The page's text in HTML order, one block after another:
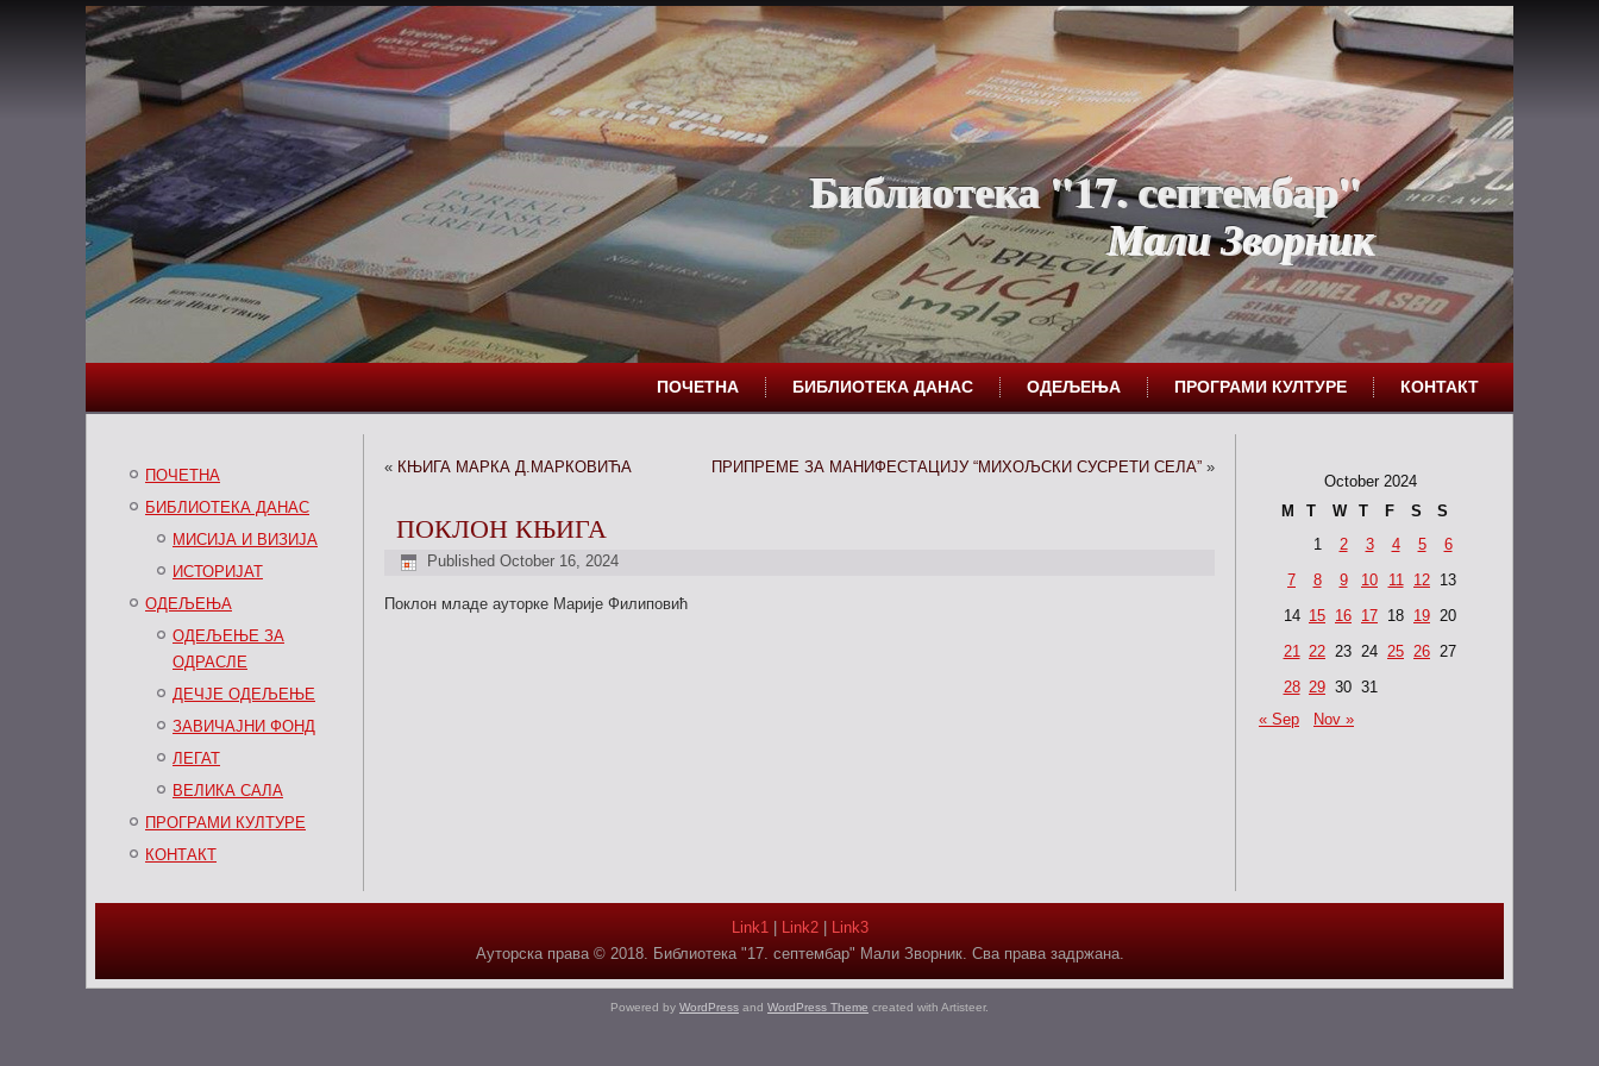
Библиотека "17. септембар"
Мали Зворник
ПОЧЕТНА БИБЛИОТЕКА ДАНАС ОДЕЉЕЊА ПРОГРАМИ КУЛТУРЕ КОНТАКТ
ПОЧЕТНА
БИБЛИОТЕКА ДАНАС
МИСИЈА И ВИЗИЈА
ИСТОРИЈАТ
ОДЕЉЕЊА
ОДЕЉЕЊЕ ЗА
ОДРАСЛЕ
ДЕЧЈЕ ОДЕЉЕЊЕ
ЗАВИЧАЈНИ ФОНД
ЛЕГАТ
ВЕЛИКА САЛА
ПРОГРАМИ КУЛТУРЕ
КОНТАКТ
« КЊИГА МАРКА Д.МАРКОВИЋА ПРИПРЕМЕ ЗА МАНИФЕСТАЦИЈУ “МИХОЉСКИ СУСРЕТИ СЕЛА” »
ПОКЛОН КЊИГА
Published October 16, 2024
Поклон младе ауторке Марије Филиповић
October 2024
M
T W T F S
S
1
2 3 4 5
6
7
8 9 10 11 12 13
14 15 16 17 18 19 20
21 22 23 24 25 26 27
28 29 30 31
« Sep
Nov »
Link1| Link2|
Link3
Ауторска права © 2018. Библиотека "17. септембар" Мали Зворник. Сва права задржана.
Powered by WordPress and WordPress Theme created with Artisteer.